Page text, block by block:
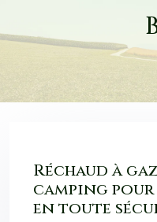
Réchaud à
camping
en toute